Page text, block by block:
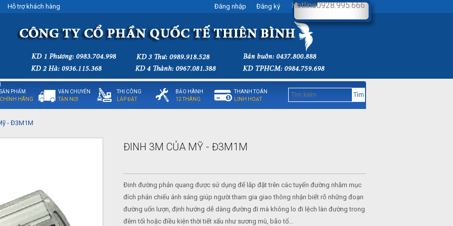
Hỗ trợ khách hàng Hotline0928.995.666
Đăng nhập Đăng ký
SẢN PHẨM
CHÍNH HÃNG
VẬN CHUYỂN
TẬN NƠI
THI CÔNG
LẮP ĐẶT
BẢO HÀNH
12 THÁNG
THANH TOÁN
LINH HOẠT
Tìm
- Đ3M1M
ĐINH 3M CỦA MỸ - Đ3M1M
Đinh đường phản quang được sử dụng để lắp đặt trên các tuyến đường nhằm mục
đích phản chiếu ánh sáng giúp người tham gia giao thông nhận biết rõ những đoạn
đường uốn lượn, định hướng dễ dàng đường đi mà không lo đi lệch làn đường trong
đêm tối hoặc điều kiện thời tiết xấu như sương mù, bão tố...